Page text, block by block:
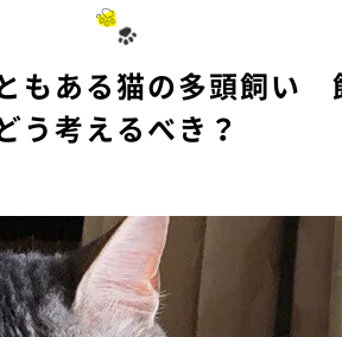
もある猫の多頭飼い
う考えるべき？